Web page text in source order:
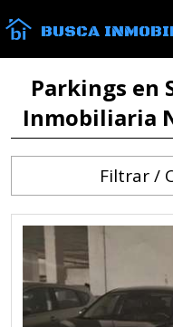
BUSCA
Parkings en
Inmobiliaria
Filtrar /